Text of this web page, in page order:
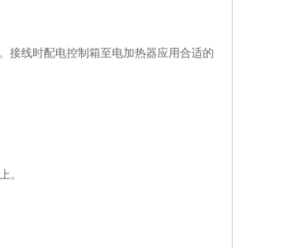
接线时配电控制箱至电加热器应用合适的
。